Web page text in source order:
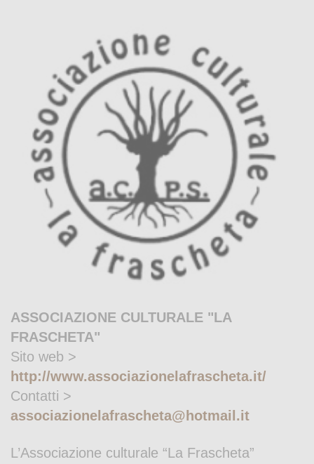
ASSOCIAZIONE CULTURALE "LA
FRASCHETA"
Sito web >
http://www.associazionelafrascheta.it/
Contatti >
associazionelafrascheta@hotmail.it
L’Associazione culturale “La Frascheta”